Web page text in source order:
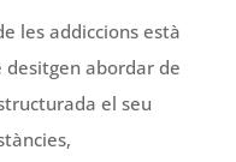
les addiccions està
desitgen abordar de
el seu